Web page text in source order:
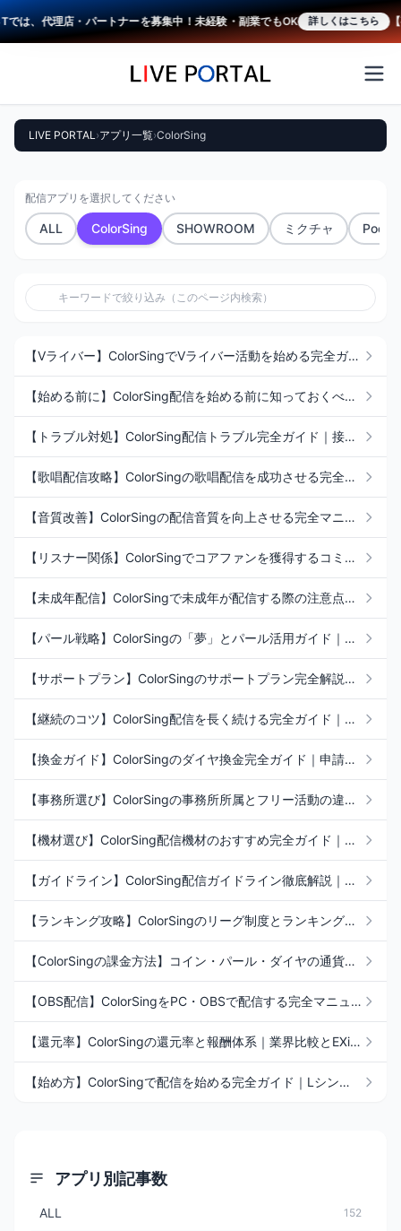
は、代理店・パートナーを募集中！未経験・副業でもOK 詳しくはこちら 【
LIVE PORTAL ›アプリ一覧›ColorSing
配信アプリを選択してください
ALL ColorSing SHOWROOM ミクチャ
【Vライバー】ColorSingでVライバー活動を始める完全ガイド｜アバター・トラッキング・配信機材
【始める前に】ColorSing配信を始める前に知っておくべき完全チェックリスト
【トラブル対処】ColorSing配信トラブル完全ガイド｜接続切断・音声不調・コイン未反映の解決法
【歌唱配信攻略】ColorSingの歌唱配信を成功させる完全ガイド｜選曲・音質・著作権
【音質改善】ColorSingの配信音質を向上させる完全マニュアル｜マイク・AG03・収音環境
【リスナー関係】ColorSingでコアファンを獲得するコミュニケーション完全ガイド
【未成年配信】ColorSingで未成年が配信する際の注意点｜年齢制限・保護者同意・禁止事項
【パール戦略】ColorSingの「夢」とパール活用ガイド｜リスナーとの目標共有でファンを深める
【サポートプラン】ColorSingのサポートプラン完全解説｜料金・特典・事務所所属との関係
【継続のコツ】ColorSing配信を長く続ける完全ガイド｜頻度設計・メンタル・体調管理
【換金ガイド】ColorSingのダイヤ換金完全ガイド｜申請手順・振込タイミング・差し戻し対処
【事務所選び】ColorSingの事務所所属とフリー活動の違い｜EXiSTで得られるサポート
【機材選び】ColorSing配信機材のおすすめ完全ガイド｜マイク・AG03・照明の選び方
【ガイドライン】ColorSing配信ガイドライン徹底解説｜禁止事項と安全な配信の作り方
【ランキング攻略】ColorSingのリーグ制度とランキング戦略｜上位を狙うための実践ノウハウ
【ColorSingの課金方法】コイン・パール・ダイヤの通貨と報酬を徹底解説｜Web課金とアプリ内課金の違い
【OBS配信】ColorSingをPC・OBSで配信する完全マニュアル｜AG03設定と接続トラブル対策
【還元率】ColorSingの還元率と報酬体系｜業界比較とEXiSTの80〜100%還元方針
【始め方】ColorSingで配信を始める完全ガイド｜Lシンガー申請から初配信まで
アプリ別記事数
ALL 152